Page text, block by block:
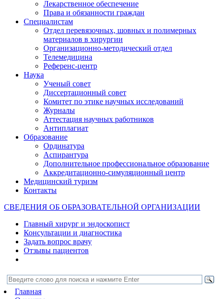
Лекарственное обеспечение
Права и обязанности граждан
Специалистам
Отдел перевязочных, шовных и полимерных
материалов в хирургии
Организационно-методический отдел
Телемедицина
Референс-центр
Наука
Ученый совет
Диссертационный совет
Комитет по этике научных исследований
Журналы
Аттестация научных работников
Антиплагиат
Образование
Ординатура
Аспирантура
Дополнительное профессиональное образование
Аккредитационно-симуляционный центр
Медицинский туризм
Контакты
СВЕДЕНИЯ ОБ ОБРАЗОВАТЕЛЬНОЙ ОРГАНИЗАЦИИ
Главный хирург и эндоскопист
Консультации и диагностика
Задать вопрос врачу
Отзывы пациентов
Главная